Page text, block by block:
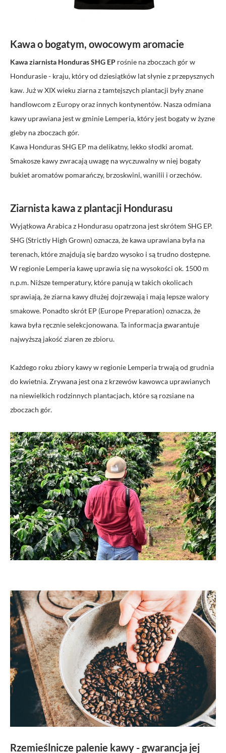
Kawa o bogatym, owocowym aromacie
Kawa ziarnista Honduras SHG EP rośnie na zboczach gór w
Hondurasie - kraju, który od dziesiątków lat słynie z przepysznych
kaw. Już w XIX wieku ziarna z tamtejszych plantacji były znane
handlowcom z Europy oraz innych kontynentów. Nasza odmiana
kawy uprawiana jest w gminie Lemperia, który jest bogaty w żyzne
gleby na zboczach gór.
Kawa Honduras SHG EP ma delikatny, lekko słodki aromat.
Smakosze kawy zwracają uwagę na wyczuwalny w niej bogaty
bukiet aromatów pomarańczy, brzoskwini, wanilii i orzechów.
Ziarnista kawa z plantacji Hondurasu
Wyjątkowa Arabica z Hondurasu opatrzona jest skrótem SHG EP.
SHG (Strictly High Grown) oznacza, że kawa uprawiana była na
terenach, które znajdują się bardzo wysoko i są trudno dostępne.
W regionie Lemperia kawę uprawia się na wysokości ok. 1500 m
n.p.m. Niższe temperatury, które panują w takich okolicach
sprawiają, że ziarna kawy dłużej dojrzewają i mają lepsze walory
smakowe. Ponadto skrót EP (Europe Preparation) oznacza, że
kawa była ręcznie selekcjonowana. Ta informacja gwarantuje
najwyższą jakość ziaren ze zbioru.
Każdego roku zbiory kawy w regionie Lemperia trwają od grudnia
do kwietnia. Zrywana jest ona z krzewów kawowca uprawianych
na niewielkich rodzinnych plantacjach, które są rozsiane na
zboczach gór.
Rzemieślnicze palenie kawy - gwarancja jej